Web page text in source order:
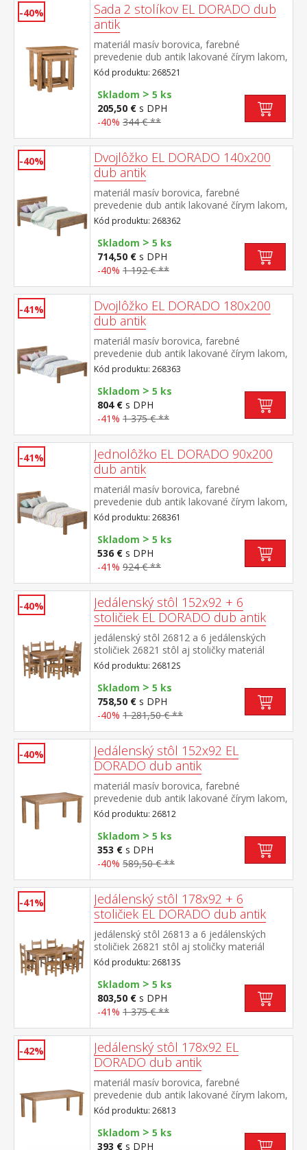
-40%
Sada 2 stolíkov EL DORADO dub
antik
materiál masív borovica, farebné
prevedenie dub antik lakované čírym lakom,
vlis drevenej štruktúry rozmer menšieho
stolíka (š/h/v) 46 × 36 × 50 cm súčasť
zostavy EL DORADO
Kód produktu: 268521
Skladom > 5 ks
205,50 € s DPH
-40% 344 € **
-40%
Dvojlôžko EL DORADO 140x200
dub antik
materiál masív borovica, farebné
prevedenie dub antik lakované čírym lakom,
vlis drevenej štruktúry cena bez roštu a
matraca odporúčaný rozmer matraca 140 ×
200 cm a rošt R3 súčasť zostavy EL
DORADO
Kód produktu: 268362
Skladom > 5 ks
714,50 € s DPH
-40% 1 192 € **
-41%
Dvojlôžko EL DORADO 180x200
dub antik
materiál masív borovica, farebné
prevedenie dub antik lakované čírym lakom,
vlis drevenej štruktúry cena bez roštu a
matraca odporúčaný rozmer matraca 180 ×
200 cm alebo 2 kusy 90 × 200 cm a rošt R4
alebo 2 kusy R1 súčasť zostavy EL
DORADO
Kód produktu: 268363
Skladom > 5 ks
804 € s DPH
-41% 1 375 € **
-41%
Jednolôžko EL DORADO 90x200
dub antik
materiál masív borovica, farebné
prevedenie dub antik lakované čírym lakom,
vlis drevenej štruktúry cena bez roštu a
matraca odporúčaný rozmer matraca 90 ×
200 cm a rošt R1 súčasť zostavy EL
DORADO
Kód produktu: 268361
Skladom > 5 ks
536 € s DPH
-41% 924 € **
-40%
Jedálenský stôl 152x92 + 6
stoličiek EL DORADO dub antik
jedálenský stôl 26812 a 6 jedálenských
stoličiek 26821 stôl aj stoličky materiál
masív borovica, farebné prevedenie dub
antik lakované čírym lakom, vlis drevenej
štruktúry rozmer stola (š/h/v) 152 × 92 × 76
cm rozmer stoličky (š/h/v) 43 × 49 × 107
cm súčasť zostavy EL DORADO
Kód produktu: 26812S
Skladom > 5 ks
758,50 € s DPH
-40% 1 281,50 € **
-40%
Jedálenský stôl 152x92 EL
DORADO dub antik
materiál masív borovica, farebné
prevedenie dub antik lakované čírym lakom,
vlis drevenej štruktúry súčasť zostavy EL
DORADO
Kód produktu: 26812
Skladom > 5 ks
353 € s DPH
-40% 589,50 € **
-41%
Jedálenský stôl 178x92 + 6
stoličiek EL DORADO dub antik
jedálenský stôl 26813 a 6 jedálenských
stoličiek 26821 stôl aj stoličky materiál
masív borovica, farebné prevedenie dub
antik lakované čírym lakom, vlis drevenej
štruktúry rozmer stola (š/h/v) 178 × 92 × 76
cm rozmer stoličky (š/h/v) 43 × 49 × 107
cm súčasť zostavy EL DORADO
Kód produktu: 26813S
Skladom > 5 ks
803,50 € s DPH
-41% 1 375 € **
-42%
Jedálenský stôl 178x92 EL
DORADO dub antik
materiál masív borovica, farebné
prevedenie dub antik lakované čírym lakom,
vlis drevenej štruktúry súčasť zostavy EL
DORADO
Kód produktu: 26813
Skladom > 5 ks
393 € s DPH